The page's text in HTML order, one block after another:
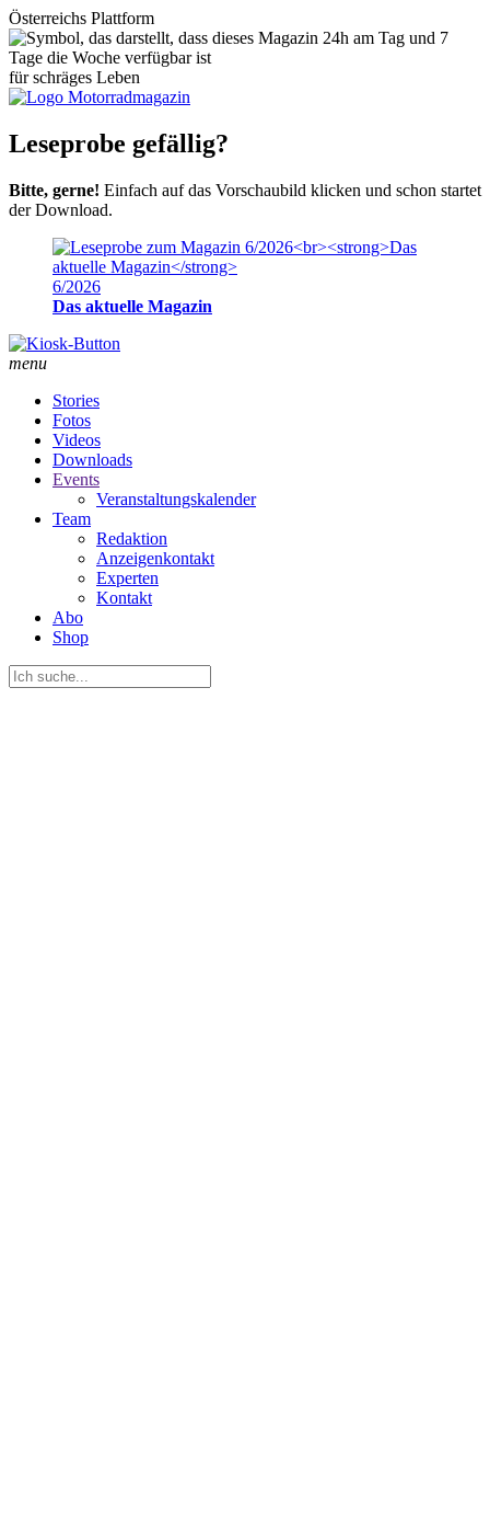
Österreichs Plattform
für schräges Leben
Leseprobe gefällig?
Bitte, gerne! Einfach auf das Vorschaubild klicken und schon startet
der Download.
6/2026
Das aktuelle Magazin
menu
Stories
Fotos
Videos
Downloads
Events
Veranstaltungskalender
Team
Redaktion
Anzeigenkontakt
Experten
Kontakt
Abo
Shop